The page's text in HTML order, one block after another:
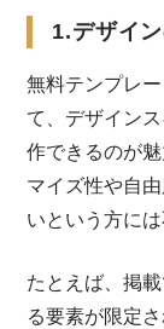
1.デザイ
無料テンプレ
て、デザイン
作できるのが
マイズ性や自
いという方には
たとえば、掲
る要素が限定